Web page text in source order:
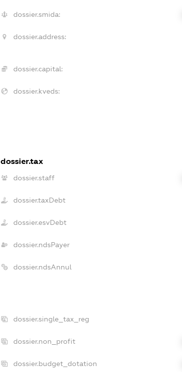
dossier.smida:
dossier.address:
dossier.capital:
dossier.kveds:
dossier.tax
dossier.staff
dossier.taxDebt
dossier.esvDebt
dossier.ndsPayer
dossier.ndsAnnul
dossier.single_tax_reg
dossier.non_profit
dossier.budget_dotation